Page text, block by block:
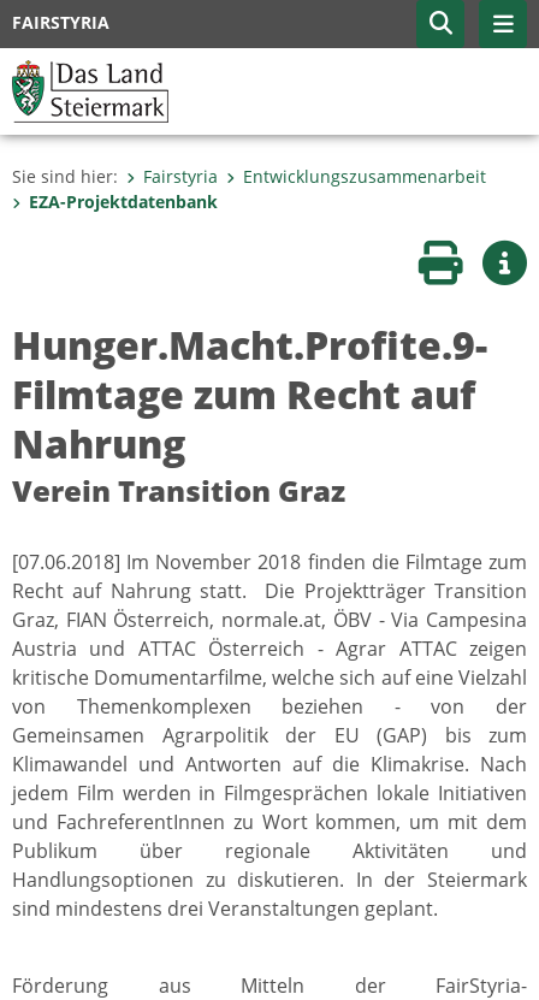
FAIRSTYRIA
Sie sind hier: Fairstyria
Entwicklungszusammenarbeit
EZA-Projektdatenbank
Seite
Hunger.Macht.Profite.9-
Filmtage zum Recht auf
Nahrung
Verein Transition Graz
[07.06.2018] Im November 2018 finden die Filmtage zum
Recht auf Nahrung statt. Die Projektträger Transition
Graz, FIAN Österreich, normale.at, ÖBV - Via Campesina
Austria und ATTAC Österreich - Agrar ATTAC zeigen
kritische Domumentarfilme, welche sich auf eine Vielzahl
von Themenkomplexen beziehen - von der
Gemeinsamen Agrarpolitik der EU (GAP) bis zum
Klimawandel und Antworten auf die Klimakrise. Nach
jedem Film werden in Filmgesprächen lokale Initiativen
und FachreferentInnen zu Wort kommen, um mit dem
Publikum über regionale Aktivitäten und
Handlungsoptionen zu diskutieren. In der Steiermark
sind mindestens drei Veranstaltungen geplant.
Förderung aus Mitteln der FairStyria-